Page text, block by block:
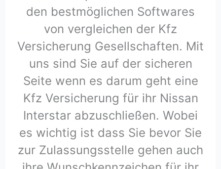
den bestmöglichen Softwares
von vergleichen der Kfz
Versicherung Gesellschaften. Mit
uns sind Sie auf der sicheren
Seite wenn es darum geht eine
Kfz Versicherung für ihr Nissan
Interstar abzuschließen. Wobei
es wichtig ist dass Sie bevor Sie
zur Zulassungsstelle gehen auch